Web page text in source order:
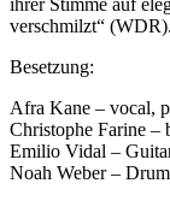
ihrer Stimme auf
verschmilzt“
Besetzung:
Afra Kane – vocal,
Christophe Farine –
Emilio Vidal –
Noah Weber –